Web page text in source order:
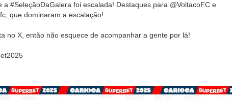
a #SeleçãoDaGalera foi escalada! Destaques para @VoltacoFC e
que dominaram a escalação!
no X, então não esquece de acompanhar a gente por lá!